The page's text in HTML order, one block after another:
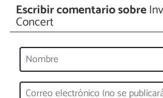
Escribir comentario sobre
Concert